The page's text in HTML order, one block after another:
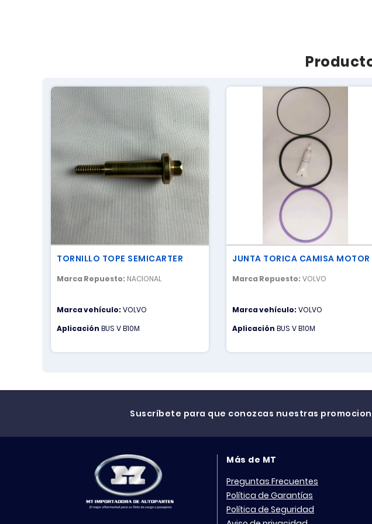
TORNILLO TOPE SEMICARTER
Marca Repuesto: NACIONAL
Marca vehículo:VOLVO
Aplicación BUS V B10M
JUNTA TORICA CAMISA MOTOR
Marca Repuesto: VOLVO
Marca vehículo:VOLVO
Aplicación BUS V B10M
Suscríbete para que conozcas nuestras
Más de MT
Preguntas Frecuentes
Política de Garantías
Política de Seguridad